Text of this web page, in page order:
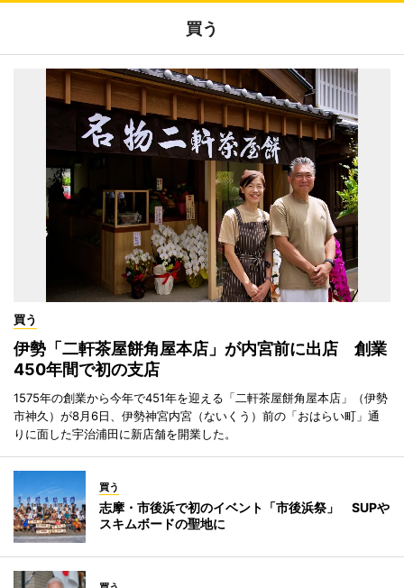
買う
買う
伊勢「二軒茶屋餅角屋本店」が内宮前に出店 創業
450年間で初の支店
1575年の創業から今年で451年を迎える「二軒茶屋餅角屋本店」（伊勢
市神久）が8月6日、伊勢神宮内宮（ないくう）前の「おはらい町」通
りに面した宇治浦田に新店舗を開業した。
買う
志摩・市後浜で初のイベント「市後浜祭」 SUPや
スキムボードの聖地に